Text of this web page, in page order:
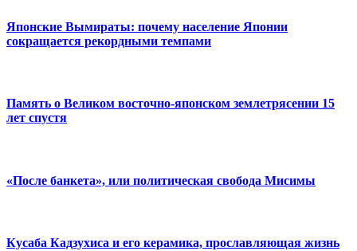
Японские Вымираты: почему население Японии
сокращается рекордными темпами
Память о Великом восточно-японском землетрясении 15
лет спустя
«После банкета», или политическая свобода Мисимы
Кусаба Кадзухиса и его керамика, прославляющая жизнь